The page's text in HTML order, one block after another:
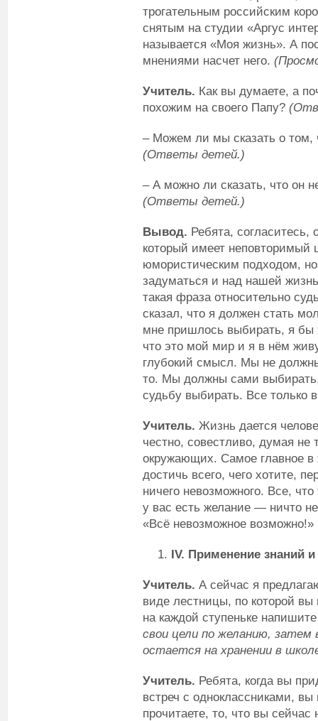
трогательным российским
снятым на студии «Аргус
называется «Моя жизнь». А
мнениями насчет него.
Учитель. Как вы думаете, а
похожим на своего Папу?
– Можем ли мы сказать о том,
(Ответы детей.)
– А можно ли сказать, что он
(Ответы детей.)
Вывод. Ребята,
который имеет неповторимый
юмористическим подходом,
задуматься и над нашей
такая фраза относительно
сказал, что я должен стать
мне пришлось выбирать, я бы
что это мой мир и я в нём
глубокий смысл. Мы не
то. Мы должны сами
судьбу выбирать. Все только
Учитель. Жизнь дается
честно, совестливо, думая
окружающих. Самое главное
достичь всего, чего хотите,
ничего невозможного. Все,
у вас есть желание — ничто
«Всё невозможное возможно!»
IV. Применение знаний
Учитель. А сейчас я
виде лестницы, по которой
на каждой ступеньке
свои цели по желанию, затем
остается на хранении в
Учитель. Ребята, когда вы
встреч с одноклассниками, вы
прочитаете, то, что вы